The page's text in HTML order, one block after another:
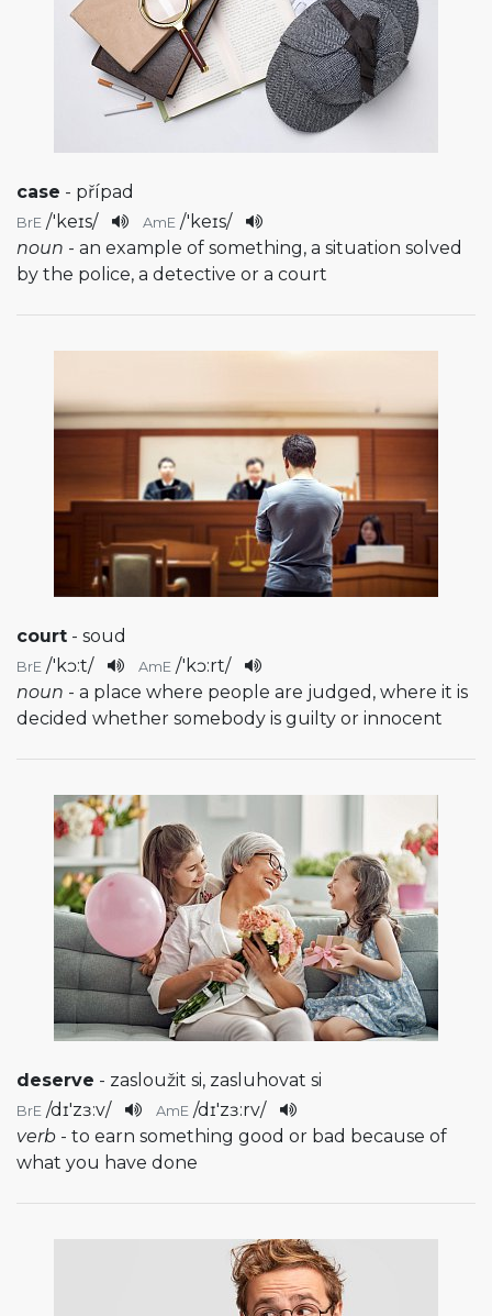
case - případ
BrE /'keɪs/ AmE /'keɪs/
noun - an example of something, a situation solved
by the police, a detective or a court
court - soud
BrE /'kɔ:t/ AmE /'kɔ:rt/
noun - a place where people are judged, where it is
decided whether somebody is guilty or innocent
deserve - zasloužit si, zasluhovat si
BrE /dɪ'zɜ:v/ AmE /dɪ'zɜ:rv/
verb - to earn something good or bad because of
what you have done